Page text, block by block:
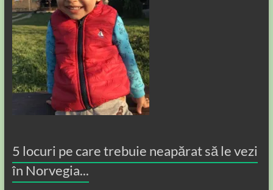
5 locuri pe care trebuie neapărat să le vezi
în Norvegia...